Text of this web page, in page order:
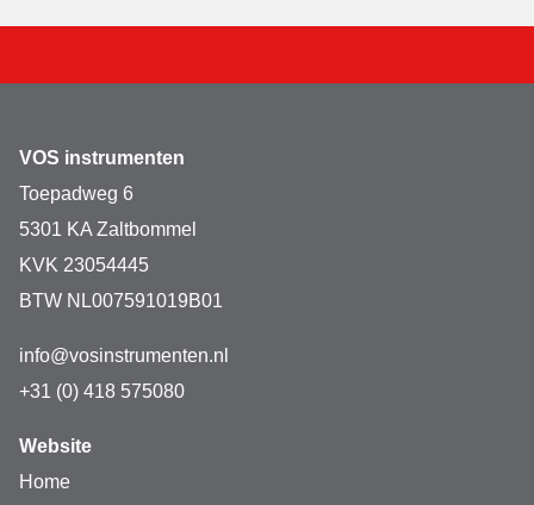
VOS instrumenten
Toepadweg 6
5301 KA Zaltbommel
KVK 23054445
BTW NL007591019B01
info@vosinstrumenten.nl
+31 (0) 418 575080
Website
Home